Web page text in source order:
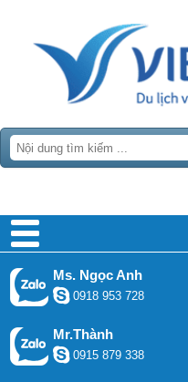
Ms. Ngọc Anh
0918 953 728
Mr.Thành
0915 879 338